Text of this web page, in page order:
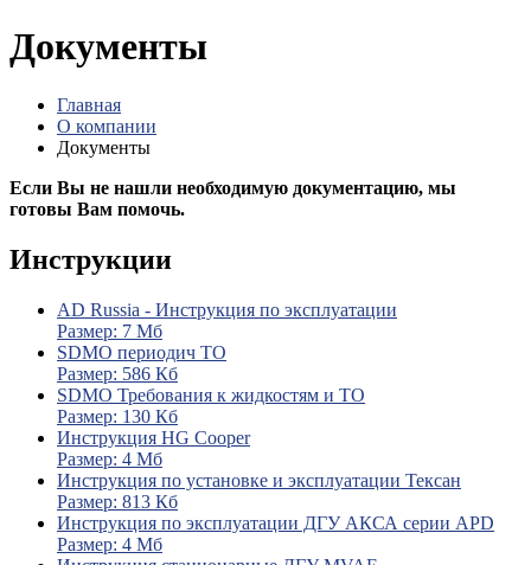
Документы
Главная
О компании
Документы
Если Вы не нашли необходимую документацию, мы
готовы Вам помочь.
Инструкции
AD Russia - Инструкция по эксплуатации
Размер: 7 Мб
SDMO периодич ТО
Размер: 586 Кб
SDMO Требования к жидкостям и ТО
Размер: 130 Кб
Инструкция HG Cooper
Размер: 4 Мб
Инструкция по установке и эксплуатации Тексан
Размер: 813 Кб
Инструкция по эксплуатации ДГУ АКСА серии APD
Размер: 4 Мб